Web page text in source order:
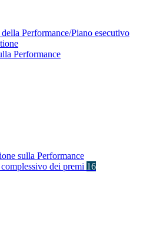
Performance/Piano esecutivo
Performance
sulla Performance
dei premi 16